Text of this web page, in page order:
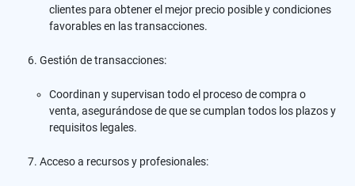
clientes para obtener el mejor precio posible y condiciones
favorables en las transacciones.
Gestión de transacciones:
Coordinan y supervisan todo el proceso de compra o
venta, asegurándose de que se cumplan todos los plazos y
requisitos legales.
Acceso a recursos y profesionales: